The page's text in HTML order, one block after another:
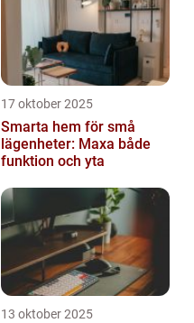
17 oktober 2025
Smarta hem för små
lägenheter: Maxa både
funktion och yta
13 oktober 2025